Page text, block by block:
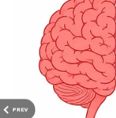
PREV